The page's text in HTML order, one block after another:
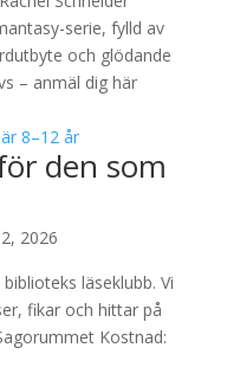
serie, fylld av
och glödande
– anmäl dig här
den som
2026
läseklubb. Vi
fikar och hittar på
Kostnad: